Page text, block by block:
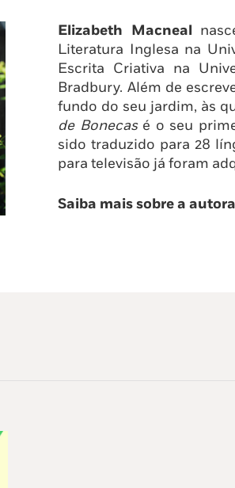
Elizabeth Macneal
Literatura Inglesa na
Escrita Criativa na
Bradbury. Além de
fundo do seu jardim, às
de Bonecasé o seu
sido traduzido para 28
para televisão já foram
Saiba mais sobre a autora